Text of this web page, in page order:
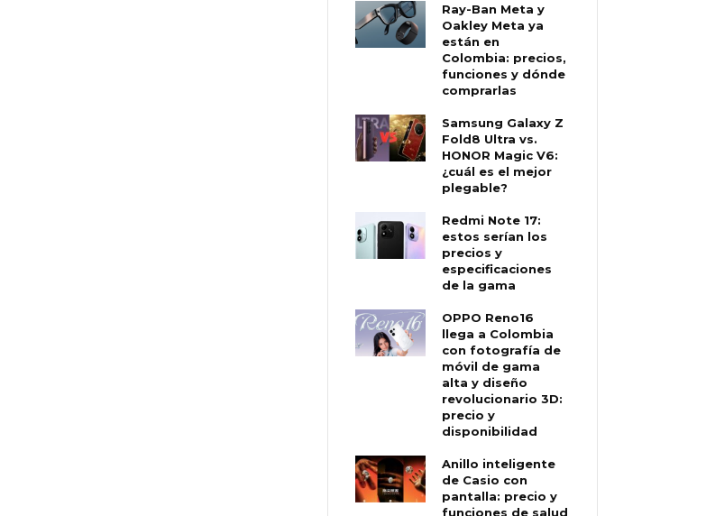
Ray-Ban Meta y
Oakley Meta ya
están en
Colombia: precios,
funciones y dónde
comprarlas
Samsung Galaxy Z
Fold8 Ultra vs.
HONOR Magic V6:
¿cuál es el mejor
plegable?
Redmi Note 17:
estos serían los
precios y
especificaciones
de la gama
OPPO Reno16
llega a Colombia
con fotografía de
móvil de gama
alta y diseño
revolucionario 3D:
precio y
disponibilidad
Anillo inteligente
de Casio con
pantalla: precio y
funciones de salud